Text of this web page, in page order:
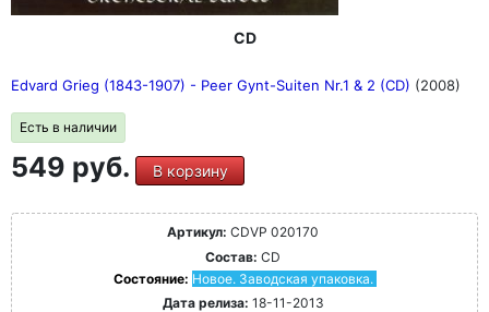
CD
Edvard Grieg (1843-1907) - Peer Gynt-Suiten Nr.1 & 2 (CD) (2008)
Есть в наличии
549 руб. В корзину
Артикул: CDVP 020170
Состав: CD
Состояние: Новое. Заводская упаковка.
Дата релиза: 18-11-2013